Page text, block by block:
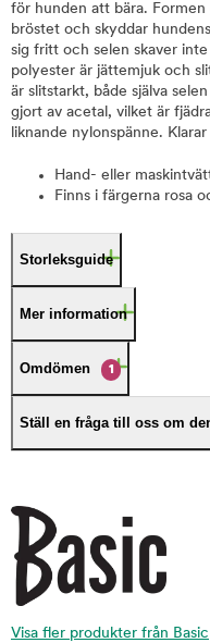
för hunden att bära.
bröstet och skyddar
sig fritt och selen skaver
polyester är jättemjuk och
är slitstarkt, både själva
gjort av acetal, vilket är
liknande nylonspänne.
Hand- eller
Finns i färgerna rosa
Storleksguide
Mer information
Omdömen 1
Ställ en fråga till oss om
Visa fler produkter från Basic